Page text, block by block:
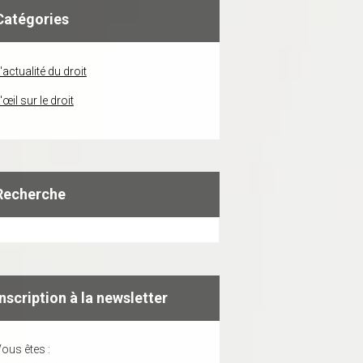
L'actualité du droit
L'œil sur le droit
à la newsletter
êtes :